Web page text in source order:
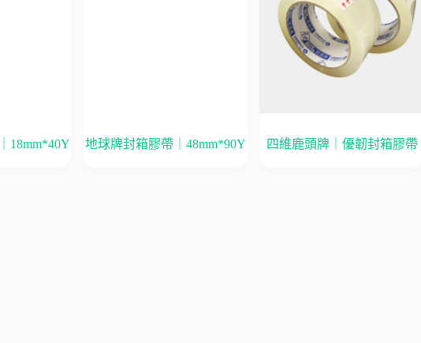
18mm*40Y 地球牌封箱膠帶｜48mm*90Y 四維鹿頭牌｜優韌封箱膠帶